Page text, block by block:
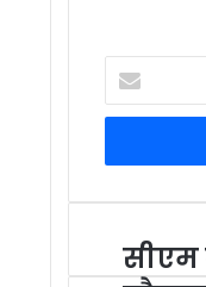
your
Email
सीएम